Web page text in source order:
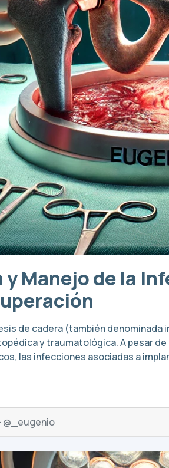
y Manejo de la
de cadera (también
y traumatológica. A pesar
las infecciones asociadas a
@_eugenio